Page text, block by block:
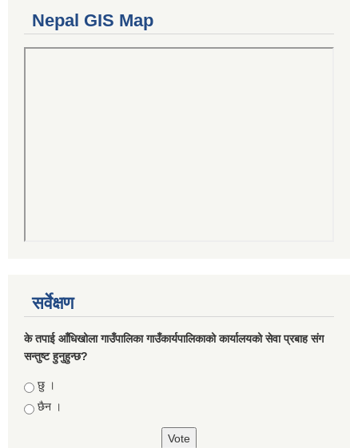
Nepal GIS Map
सर्वेक्षण
के तपाई आँधिखोला गाउँपालिका गाउँकार्यपालिकाको कार्यालयको सेवा प्रबाह संग
सन्तुष्ट हुनुहुन्छ?
Choices
छु ।
छैन ।